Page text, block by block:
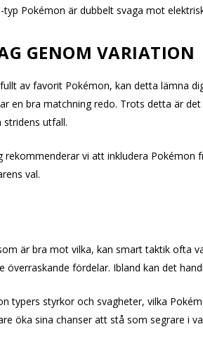
Pokémon är dubbelt svaga mot
GENOM VARIATION
av favorit Pokémon, kan detta lämna
en bra matchning redo. Trots detta är
utfall.
vi att inkludera
val.
är bra mot vilka, kan smart taktik ofta
fördelar. Ibland kan det
typers styrkor och svagheter, vilka
öka sina chanser att stå som segrare i